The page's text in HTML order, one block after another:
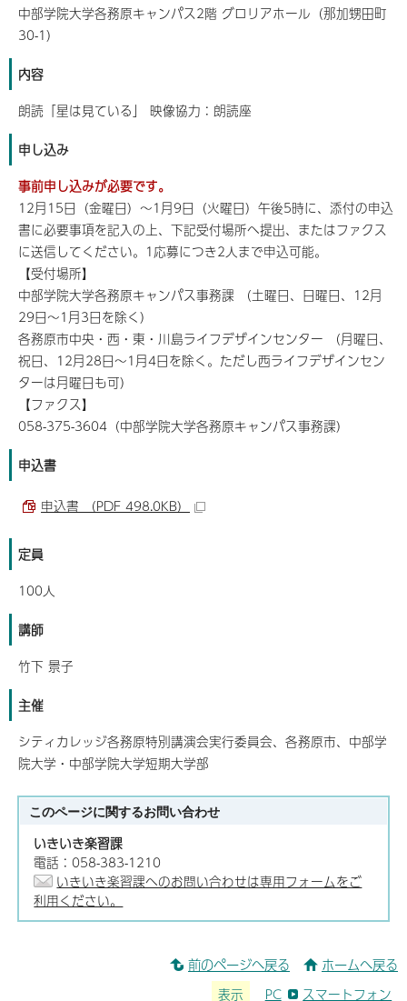
中部学院大学各務原キャンパス2階 グロリアホール（那加甥田町
30-1）
内容
朗読「星は見ている」 映像協力：朗読座
申し込み
事前申し込みが必要です。
12月15日（金曜日）～1月9日（火曜日）午後5時に、添付の申込
書に必要事項を記入の上、下記受付場所へ提出、またはファクス
に送信してください。1応募につき2人まで申込可能。
【受付場所】
中部学院大学各務原キャンパス事務課 （土曜日、日曜日、12月
29日～1月3日を除く）
各務原市中央・西・東・川島ライフデザインセンター （月曜日、
祝日、12月28日～1月4日を除く。ただし西ライフデザインセン
ターは月曜日も可）
【ファクス】
058-375-3604（中部学院大学各務原キャンパス事務課）
申込書
申込書 （PDF 498.0KB）
定員
100人
講師
竹下 景子
主催
シティカレッジ各務原特別講演会実行委員会、各務原市、中部学
院大学・中部学院大学短期大学部
このページに関するお問い合わせ
いきいき楽習課
電話：058-383-1210
いきいき楽習課へのお問い合わせは専用フォームをご
利用ください。
前のページへ戻る ホームへ戻る
表示 PC スマートフォン